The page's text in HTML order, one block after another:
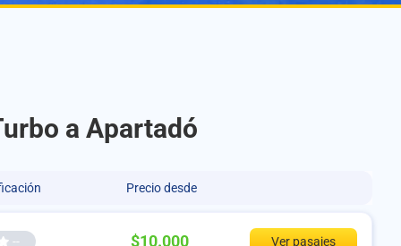
a Apartadó
Precio desde
-- $10.000 Ver pasajes